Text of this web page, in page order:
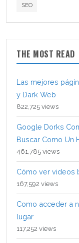
SEO
THE MOST READ
Las mejores
y Dark Web
822,725 views
Google Dorks
Buscar Como Un
461,785 views
Cómo ver videos
167,592 views
Como acceder a
lugar
117,252 views